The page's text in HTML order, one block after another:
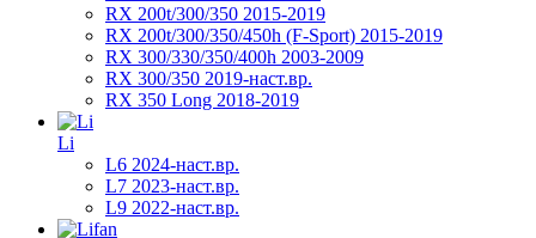
RX 200t/300/350 2015-2019
RX 200t/300/350/450h (F-Sport) 2015-2019
RX 300/330/350/400h 2003-2009
RX 300/350 2019-наст.вр.
RX 350 Long 2018-2019
Li
L6 2024-наст.вр.
L7 2023-наст.вр.
L9 2022-наст.вр.